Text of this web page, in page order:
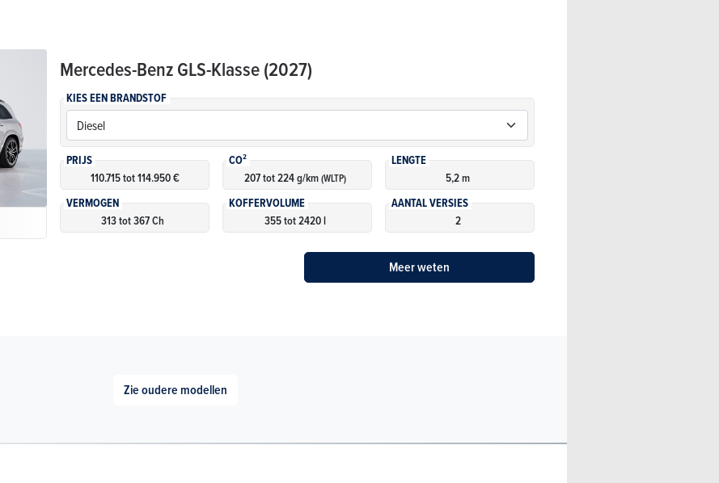
Mercedes-BenzGLS-Klasse (2027)
KIES EEN BRANDSTOF
PRIJS
110.715 tot 114.950 €
CO²
207 tot 224 g/km(WLTP)
LENGTE
5,2 m
VERMOGEN
313 tot 367 Ch
KOFFERVOLUME
355 tot 2420 l
AANTAL VERSIES
2
Meer weten
Zie oudere modellen